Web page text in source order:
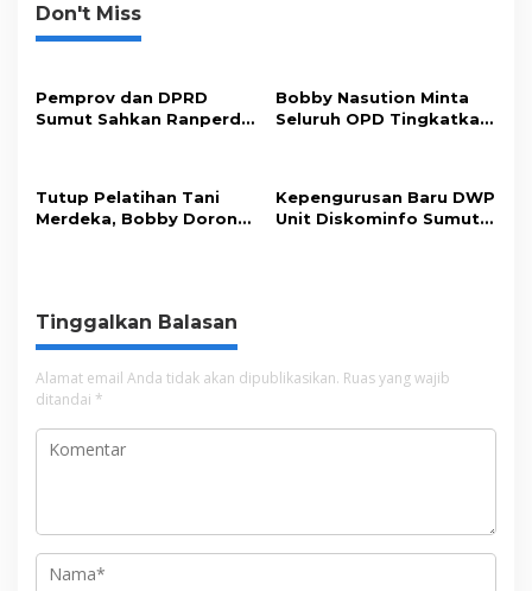
Don't Miss
Pemprov dan DPRD
Sumut Sahkan Ranperda
Bobby Nasution Minta
Seluruh OPD Tingkatkan
Tutup Pelatihan Tani
Merdeka, Bobby Dorong
Kepengurusan Baru DWP
Unit Diskominfo Sumut
Tinggalkan Balasan
Alamat email Anda tidak akan dipublikasikan. Ruas yang wajib
ditandai *